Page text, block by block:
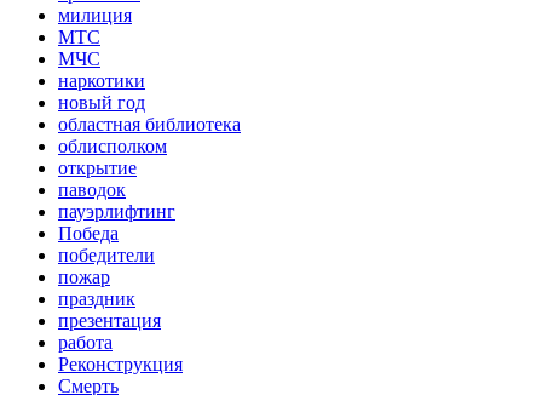
милиция
МТС
МЧС
наркотики
новый год
областная библиотека
облисполком
открытие
паводок
пауэрлифтинг
Победа
победители
пожар
праздник
презентация
работа
Реконструкция
Смерть